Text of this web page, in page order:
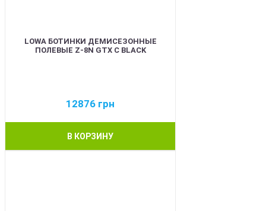
LOWA БОТИНКИ ДЕМИСЕЗОННЫЕ
ПОЛЕВЫЕ Z-8N GTX C BLACK
12876 грн
В КОРЗИНУ